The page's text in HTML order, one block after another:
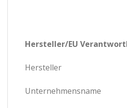
Hersteller/EU
Hersteller
Unternehmensname